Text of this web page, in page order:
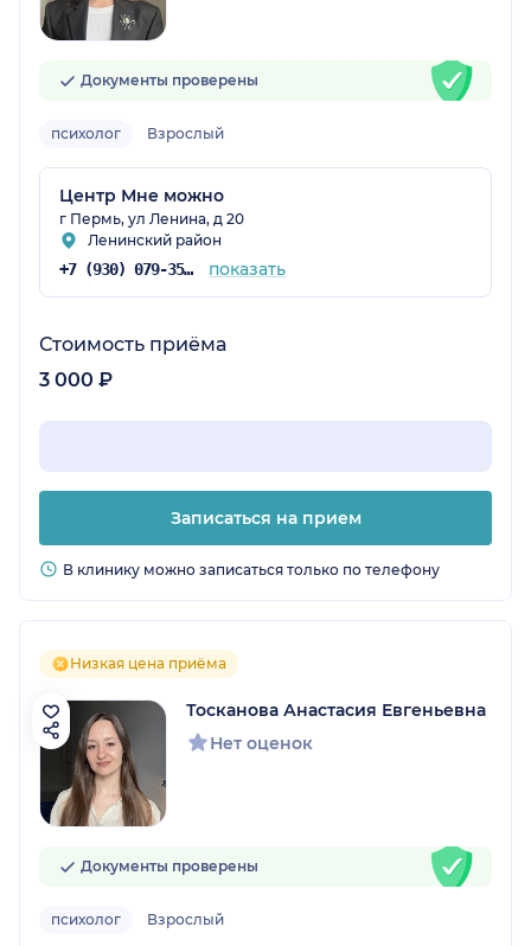
Документы проверены
психолог Взрослый
Центр Мне можно
г Пермь, ул Ленина, д 20
Ленинский район
+7 (930) 079-35-76 показать
Стоимость приёма
3 000 ₽
Записаться на прием
В клинику можно записаться только по телефону
Низкая цена приёма
Тосканова Анастасия Евгеньевна
Нет оценок
Документы проверены
психолог Взрослый